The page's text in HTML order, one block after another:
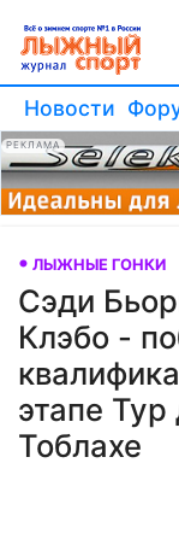
Новости
РЕКЛАМА
ЛЫЖНЫЕ ГОНКИ
Сэди
Клэбо -
этапе
Тоблахе